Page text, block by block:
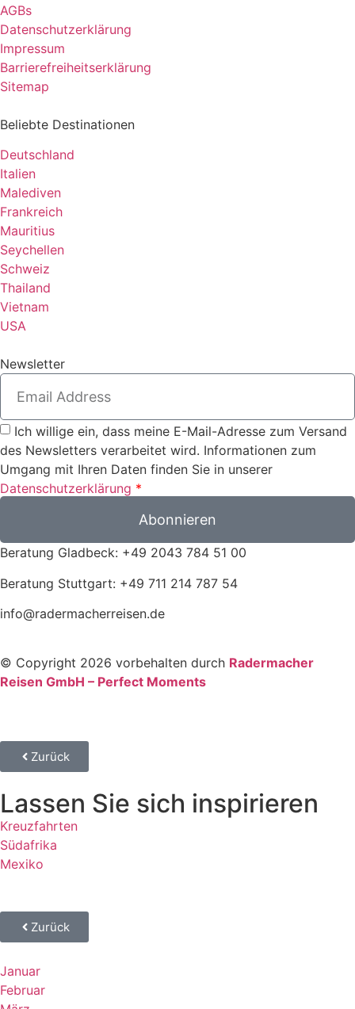
AGBs
Datenschutzerklärung
Impressum
Barrierefreiheitserklärung
Sitemap
Beliebte Destinationen
Deutschland
Italien
Malediven
Frankreich
Mauritius
Seychellen
Schweiz
Thailand
Vietnam
USA
Newsletter
Ich willige ein, dass meine E-Mail-Adresse zum Versand
des Newsletters verarbeitet wird. Informationen zum
Umgang mit Ihren Daten finden Sie in unserer
Datenschutzerklärung *
Abonnieren
Beratung Gladbeck: +49 2043 784 51 00
Beratung Stuttgart: +49 711 214 787 54
info@radermacherreisen.de
© Copyright 2026 vorbehalten durch Radermacher
Reisen GmbH – Perfect Moments
Zurück
Lassen Sie sich inspirieren
Kreuzfahrten
Südafrika
Mexiko
Zurück
Januar
Februar